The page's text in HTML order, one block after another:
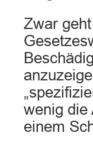
Zwar
wenig die
einem